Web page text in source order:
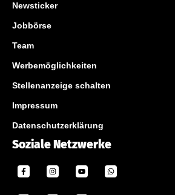
Newsticker
Jobbörse
Team
Werbemöglichkeiten
Stellenanzeige schalten
Impressum
Datenschutzerklärung
Soziale Netzwerke